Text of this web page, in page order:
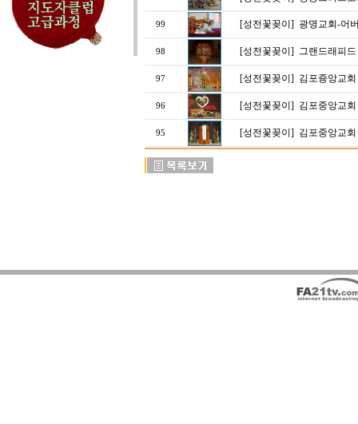
99 [성전꽃꽂이] 광명교회-어
98 [성전꽃꽂이] 그랜드래피
97 [성전꽃꽂이] 김포즁앙교
96 [성전꽃꽂이] 김포중앙교회
95 [성전꽃꽂이] 김포중앙교